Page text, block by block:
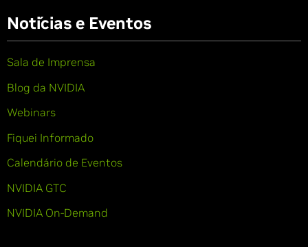
Notícias e Eventos
Sala de Imprensa
Blog da NVIDIA
Webinars
Fiquei Informado
Calendário de Eventos
NVIDIA GTC
NVIDIA On-Demand